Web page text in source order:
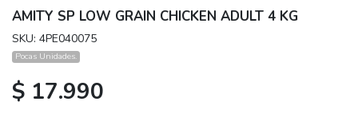
AMITY SP LOW GRAIN CHICKEN ADULT 4 KG
SKU: 4PE040075
Pocas Unidades.
$ 17.990